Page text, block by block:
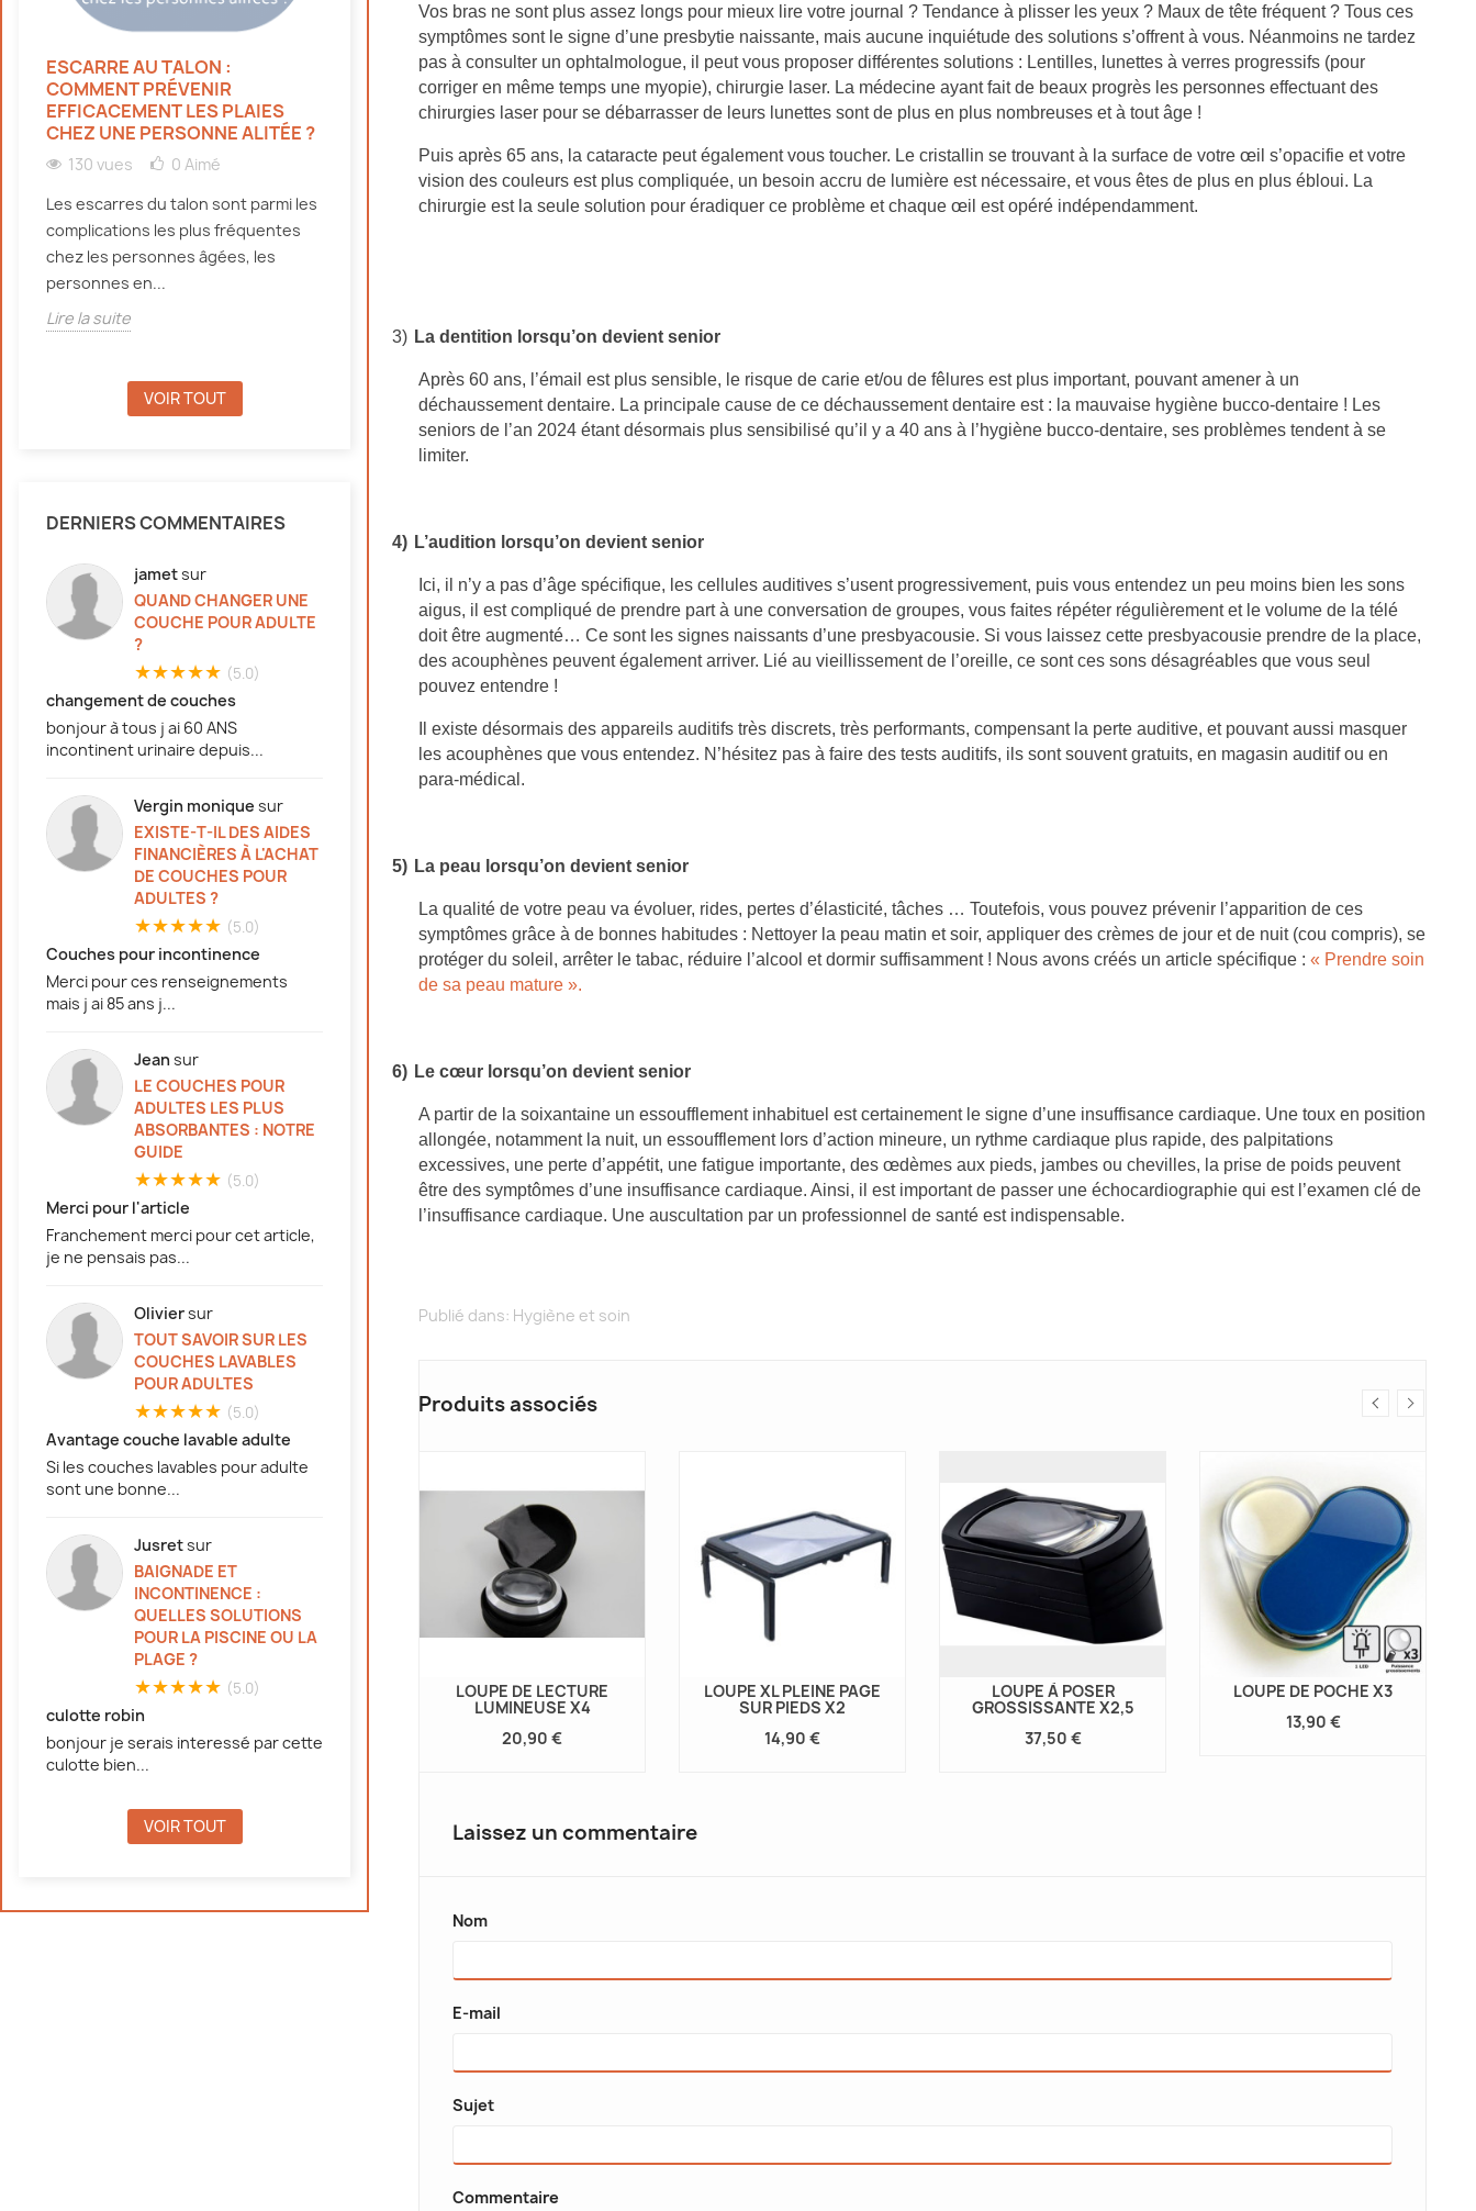
ESCARRE AU TALON :
COMMENT PRÉVENIR
EFFICACEMENT LES PLAIES
CHEZ UNE PERSONNE ALITÉE ?
130 vues 0 Aimé
Les escarres du talon sont parmi les
complications les plus fréquentes
chez les personnes âgées, les
personnes en...
Lire la suite
HYDRATATION DES
PERSONNES ÂGÉES EN
CANICULE : NOS CONSEILS
0
Découvrez pourquoi les seniors
doivent bien s'hydrater pendant la
RÉÉDUCATION DU PÉRINÉE :
POURQUOI, QUAND ET
COMMENT LA RÉALISER ?
126 vues
Vous souffrez d’incontinence
urinaire ou d’une descente
MALADIE DE PARKINSON :
COMMENT GÉRER
L’INCONTINENCE URINAIRE ?
L’incontinence urinaire est un
trouble fréquent chez les
FUITE URINAIRE
FEMME : TOUT CE
Si vous êtes concernée
VOIR TOUT
DERNIERS COMMENTAIRES
jametsur
QUAND CHANGER UNE
COUCHE POUR ADULTE
?
★★★★★ (5.0)
changement de couches
bonjour à tous j ai 60 ANS
incontinent urinaire depuis...
Vergin monique sur
EXISTE-T-IL DES AIDES
FINANCIÈRES À L'ACHAT
DE COUCHES POUR
ADULTES ?
★★★★★ (5.0)
Couches pour incontinence
Merci pour ces renseignements
mais j ai 85 ans j...
Jean sur
LE COUCHES POUR
ADULTES LES PLUS
ABSORBANTES : NOTRE
GUIDE
★★★★★ (5.0)
Merci pour l'article
Franchement merci pour cet article,
je ne pensais pas...
Oliviersur
TOUT SAVOIR SUR LES
COUCHES LAVABLES
POUR ADULTES
★★★★★ (5.0)
Avantage couche lavable adulte
Si les couches lavables pour adulte
sont une bonne...
Jusretsur
BAIGNADE ET
INCONTINENCE :
QUELLES SOLUTIONS
POUR LA PISCINE OU LA
PLAGE ?
★★★★★ (5.0)
culotte robin
bonjour je serais interessé par cette
culotte bien...
VOIR TOUT
Vos bras ne sont plus assez longs pour mieux lire votre journal ? Tendance à plisser les yeux ? Maux de tête fréquent ? Tous ces
symptômes sont le signe d’une presbytie naissante, mais aucune inquiétude des solutions s’offrent à vous. Néanmoins ne tardez
pas à consulter un ophtalmologue, il peut vous proposer différentes solutions : Lentilles, lunettes à verres progressifs (pour
corriger en même temps une myopie), chirurgie laser. La médecine ayant fait de beaux progrès les personnes effectuant des
chirurgies laser pour se débarrasser de leurs lunettes sont de plus en plus nombreuses et à tout âge !
Puis après 65 ans, la cataracte peut également vous toucher. Le cristallin se trouvant à la surface de votre œil s’opacifie et votre
vision des couleurs est plus compliquée, un besoin accru de lumière est nécessaire, et vous êtes de plus en plus ébloui. La
chirurgie est la seule solution pour éradiquer ce problème et chaque œil est opéré indépendamment.
3) La dentition lorsqu’on devient senior
Après 60 ans, l’émail est plus sensible, le risque de carie et/ou de fêlures est plus important, pouvant amener à un
déchaussement dentaire. La principale cause de ce déchaussement dentaire est : la mauvaise hygiène bucco-dentaire ! Les
seniors de l’an 2024 étant désormais plus sensibilisé qu’il y a 40 ans à l’hygiène bucco-dentaire, ses problèmes tendent à se
limiter.
4) L’audition lorsqu’on devient senior
Ici, il n’y a pas d’âge spécifique, les cellules auditives s’usent progressivement, puis vous entendez un peu moins bien les sons
aigus, il est compliqué de prendre part à une conversation de groupes, vous faites répéter régulièrement et le volume de la télé
doit être augmenté… Ce sont les signes naissants d’une presbyacousie. Si vous laissez cette presbyacousie prendre de la place,
des acouphènes peuvent également arriver. Lié au vieillissement de l’oreille, ce sont ces sons désagréables que vous seul
pouvez entendre !
Il existe désormais des appareils auditifs très discrets, très performants, compensant la perte auditive, et pouvant aussi masquer
les acouphènes que vous entendez. N’hésitez pas à faire des tests auditifs, ils sont souvent gratuits, en magasin auditif ou en
para-médical.
5) La peau lorsqu’on devient senior
La qualité de votre peau va évoluer, rides, pertes d’élasticité, tâches … Toutefois, vous pouvez prévenir l’apparition de ces
symptômes grâce à de bonnes habitudes : Nettoyer la peau matin et soir, appliquer des crèmes de jour et de nuit (cou compris), se
protéger du soleil, arrêter le tabac, réduire l’alcool et dormir suffisamment ! Nous avons créés un article spécifique : « Prendre soin
de sa peau mature ».
6) Le cœur lorsqu’on devient senior
A partir de la soixantaine un essoufflement inhabituel est certainement le signe d’une insuffisance cardiaque. Une toux en position
allongée, notamment la nuit, un essoufflement lors d’action mineure, un rythme cardiaque plus rapide, des palpitations
excessives, une perte d’appétit, une fatigue importante, des œdèmes aux pieds, jambes ou chevilles, la prise de poids peuvent
être des symptômes d’une insuffisance cardiaque. Ainsi, il est important de passer une échocardiographie qui est l’examen clé de
l’insuffisance cardiaque. Une auscultation par un professionnel de santé est indispensable.
Publié dans: Hygiène et soin
Produits associés
50%
BRUMISATEUR D'EAU
9,00 €
LOUPE DE LECTURE
LUMINEUSE X4
20,90 €
LOUPE XL PLEINE PAGE
SUR PIEDS X2
14,90 €
LOUPE À POSER
GROSSISSANTE X2,5
37,50 €
LOUPE DE POCHE X3
13,90 €
Laissez un commentaire
Nom
E-mail
Sujet
Commentaire